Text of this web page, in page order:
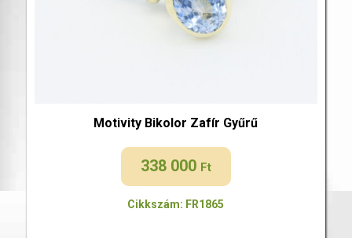
Motivity Bikolor Zafír Gyűrű
338 000 Ft
Cikkszám: FR1865